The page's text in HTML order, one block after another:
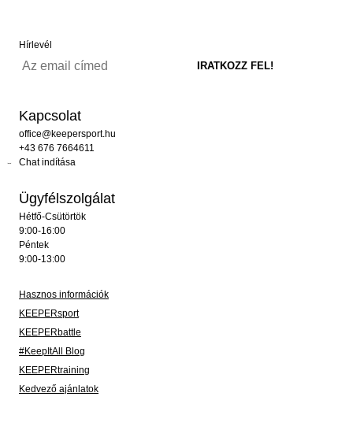
Hírlevél
Kapcsolat
office@keepersport.hu
+43 676 7664611
Chat indítása
Ügyfélszolgálat
Hétfő-Csütörtök
9:00-16:00
Péntek
9:00-13:00
Hasznos információk
KEEPERsport
KEEPERbattle
#KeepItAll Blog
KEEPERtraining
Kedvező ajánlatok